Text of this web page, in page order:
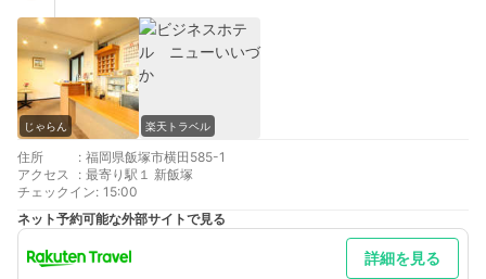
じゃらん 楽天トラベル
住所 : 福岡県飯塚市横田585-1
アクセス
: 最寄り駅１ 新飯塚
チェックイン: 15:00
ネット予約可能な外部サイトで見る
詳細を見る